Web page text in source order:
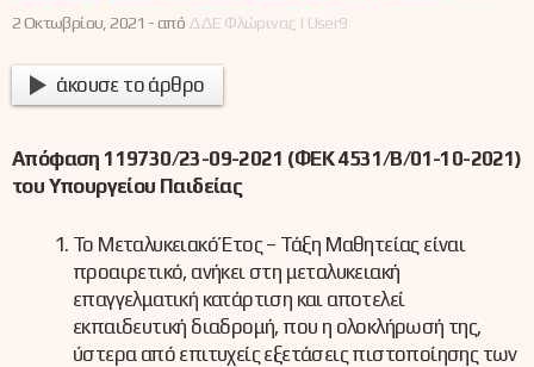
2 Οκτωβρίου, 2021 -από ΔΔΕ Φλώρινας | User9
άκουσε το άρθρο
Απόφαση 119730/23-09-2021 (ΦΕΚ 4531/Β/01-10-2021)
του Υπουργείου Παιδείας
Το Μεταλυκειακό Έτος – Τάξη Μαθητείας είναι
προαιρετικό, ανήκει στη μεταλυκειακή
επαγγελματική κατάρτιση και αποτελεί
εκπαιδευτική διαδρομή, που η ολοκλήρωσή της,
ύστερα από επιτυχείς εξετάσεις πιστοποίησης των